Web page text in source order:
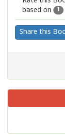
based on
1
Share this